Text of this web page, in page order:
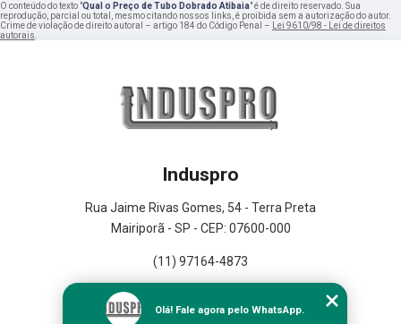
O conteúdo do texto "Qual o Preço de Tubo Dobrado Atibaia" é de direito reservado. Sua
reprodução, parcial ou total, mesmo citando nossos links, é proibida sem a autorização do autor.
Crime de violação de direito autoral – artigo 184 do Código Penal – Lei 9610/98 - Lei de direitos
autorais.
Induspro
Rua Jaime Rivas Gomes, 54 - Terra Preta
Mairiporã - SP - CEP: 07600-000
(11) 97164-4873
Empresa
Olá! Fale agora pelo WhatsApp.